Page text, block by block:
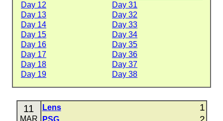
Day 12
Day 31
Day 13
Day 32
Day 14
Day 33
Day 15
Day 34
Day 16
Day 35
Day 17
Day 36
Day 18
Day 37
Day 19
Day 38
11
MAR
Lens 1
PSG